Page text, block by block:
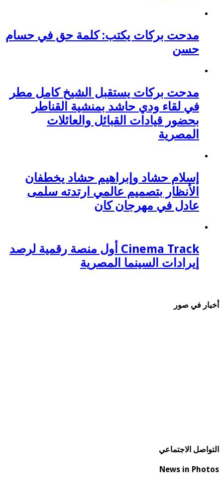
مدحت بركات يكتب: كلمة حق في حسام
حسن
مدحت بركات يستقبل الشيخ كامل مطر
في لقاء ودي حاشد بمنشية القناطر
بحضور قيادات القبائل والعائلات
المصرية
إسلام حشاد وإبراهيم حشاد يخطفان
الأنظار بتصميم عالمي ارتدته سلمى
عادل في مهرجان كان
Cinema Track أول منصة رقمية لرصد
إيرادات السينما المصرية
أخبار في صور
التواصل الاجتماعي
News in Photos